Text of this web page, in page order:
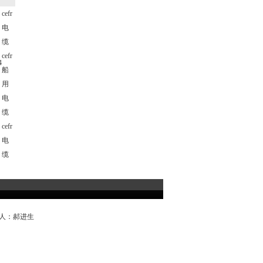
cefr
电
缆
cefr
船
用
电
缆
cefr
电
缆
：郝进生